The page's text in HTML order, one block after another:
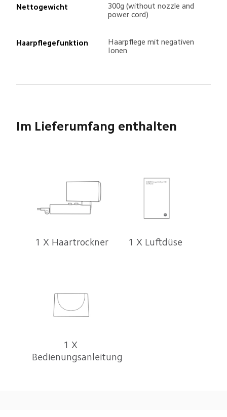
Nettogewicht
300g (without nozzle and
power cord)
Haarpflegefunktion
Haarpflege mit negativen
Ionen
Im Lieferumfang enthalten
1 X Haartrockner 1 X Luftdüse
1 X
Bedienungsanleitung